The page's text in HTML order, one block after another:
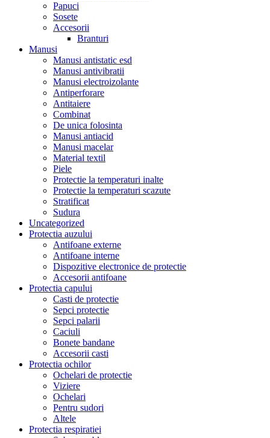
Papuci
Sosete
Accesorii
Branturi
Manusi
Manusi antistatic esd
Manusi antivibratii
Manusi electroizolante
Antiperforare
Antitaiere
Combinat
De unica folosinta
Manusi antiacid
Manusi macelar
Material textil
Piele
Protectie la temperaturi inalte
Protectie la temperaturi scazute
Stratificat
Sudura
Uncategorized
Protectia auzului
Antifoane externe
Antifoane interne
Dispozitive electronice de protectie
Accesorii antifoane
Protectia capului
Casti de protectie
Sepci protectie
Sepci palarii
Caciuli
Bonete bandane
Accesorii casti
Protectia ochilor
Ochelari de protectie
Viziere
Ochelari
Pentru sudori
Altele
Protectia respiratiei